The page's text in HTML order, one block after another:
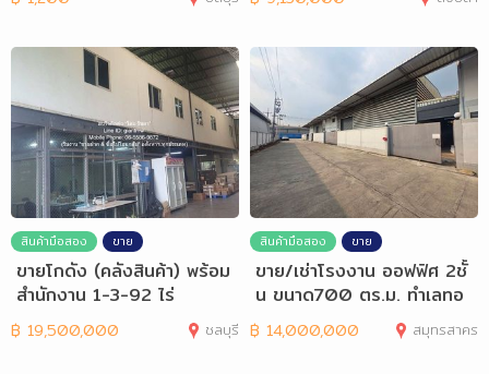
สินค้ามือสอง ขาย
ขายโกดัง (คลังสินค้า) พร้อม
สำนักงาน 1-3-92 ไร่
฿ 19,500,000 ชลบุรี
สินค้ามือสอง ขาย
ขาย/เช่าโรงงาน ออฟฟิศ 2ชั้
น ขนาด700 ตร.ม. ทำเลทอ
ง
฿ 14,000,000 สมุทรสาคร